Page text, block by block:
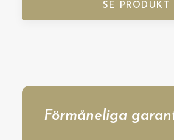
SE PRODUKT
Förmåneliga